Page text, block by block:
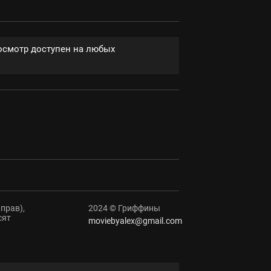
доступен на любых
2024 © Гриффины
moviebyalex@gmail.com